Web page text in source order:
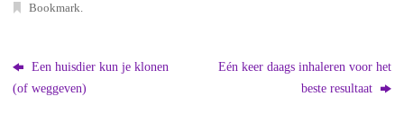
Bookmark.
Een huisdier kun je klonen
(of weggeven)
Eén keer daags inhaleren voor het
beste resultaat